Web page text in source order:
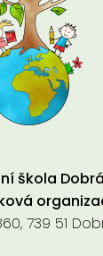
škola
739 51